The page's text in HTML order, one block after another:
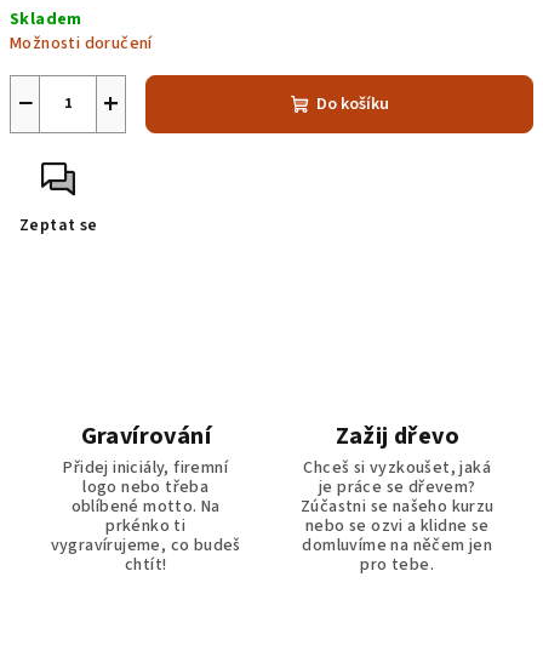
cena:
Skladem
Možnosti doručení
+
− Do košíku
Zeptat se
Gravírování
Přidej iniciály, firemní
logo nebo třeba
oblíbené motto. Na
prkénko ti
vygravírujeme, co budeš
chtít!
Zažij dřevo
Chceš si vyzkoušet, jaká
je práce se dřevem?
Zúčastni se našeho kurzu
nebo se ozvi a klidne se
domluvíme na něčem jen
pro tebe.